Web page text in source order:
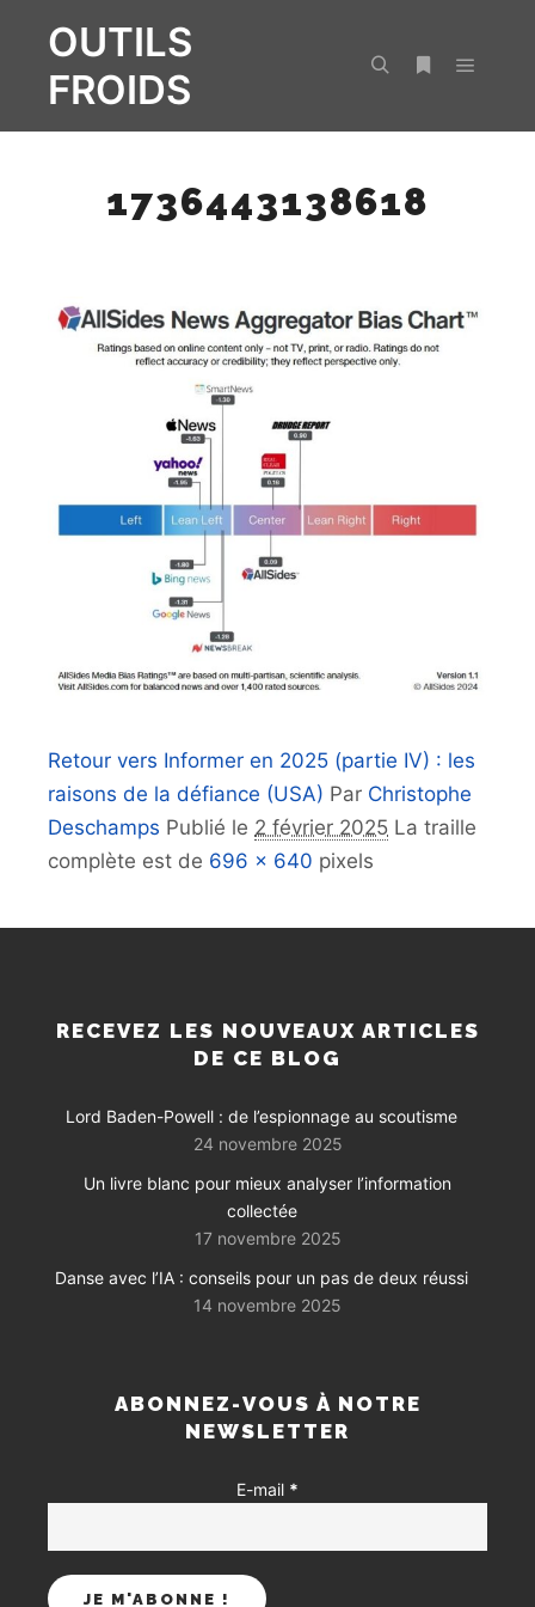
OUTILS
FROIDS
1736443138618
Retour vers Informer en 2025 (partie IV) : les
raisons de la défiance (USA) Par Christophe
Deschamps Publié le 2 février 2025 La traille
complète est de 696 × 640 pixels
RECEVEZ LES NOUVEAUX ARTICLES
DE CE BLOG
Lord Baden-Powell : de l’espionnage au scoutisme
24 novembre 2025
Un livre blanc pour mieux analyser l’information
collectée
17 novembre 2025
Danse avec l’IA : conseils pour un pas de deux réussi
14 novembre 2025
ABONNEZ-VOUS À NOTRE
NEWSLETTER
E-mail *